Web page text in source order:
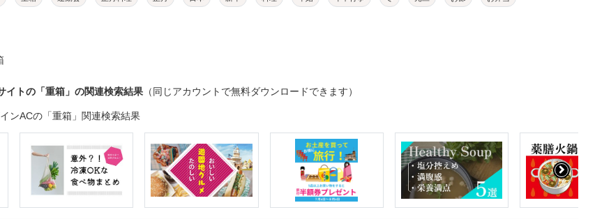
イトの「重箱」の関連検索結果 （同じアカウントで無料ダウンロードできます）
ンACの「重箱」関連検索結果